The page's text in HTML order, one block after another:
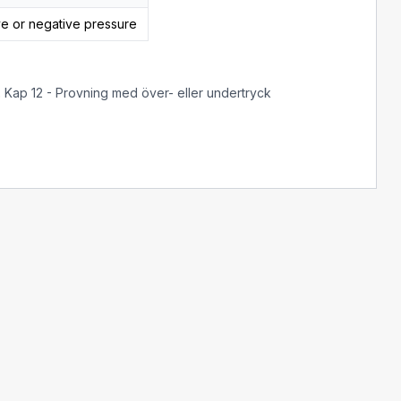
or negative pressure
12 - Provning med över- eller undertryck